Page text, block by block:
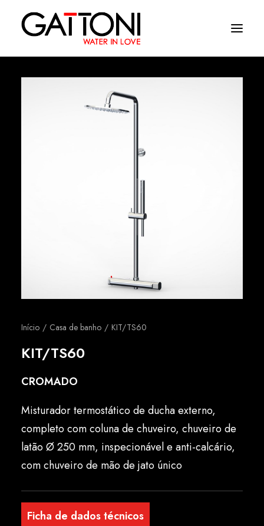
Início Casa de banho KIT/TS60
KIT/TS60
CROMADO
Misturador termostático de ducha externo,
completo com coluna de chuveiro, chuveiro de
latão Ø 250 mm, inspecionável e anti-calcário,
com chuveiro de mão de jato único
Ficha de dados técnicos